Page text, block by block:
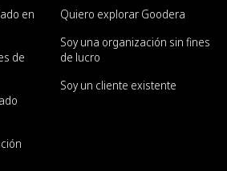
en
de
Quiero explorar Goodera
Soy una organización sin fines
de lucro
Soy un cliente existente